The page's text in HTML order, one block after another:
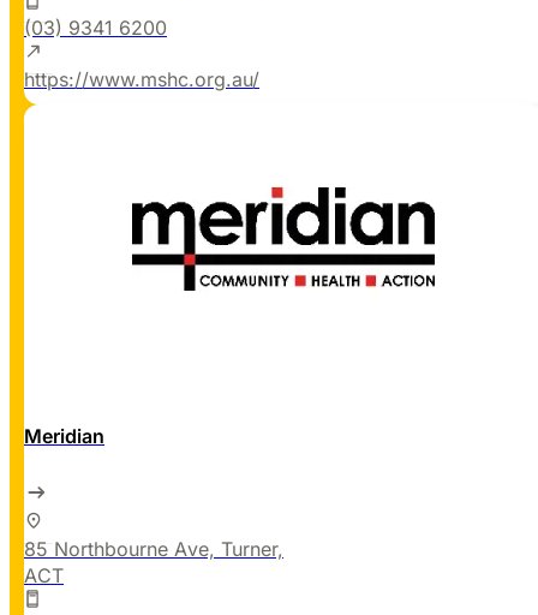
(03) 9341 6200
https://www.mshc.org.au/
Meridian
85 Northbourne Ave, Turner,
ACT